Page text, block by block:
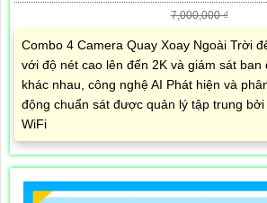
7,000,000 ₫
Combo 4 Camera Quay Xoay Ngoài Trời
với độ nét cao lên đến 2K và giám sát ban
khác nhau, công nghệ AI Phát hiện và
động chuẩn sát được quản lý tập trung
WiFi